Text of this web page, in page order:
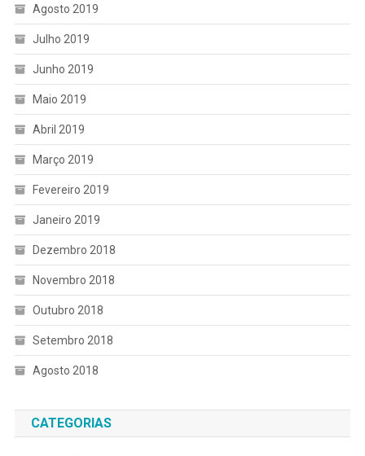
Agosto 2019
Julho 2019
Junho 2019
Maio 2019
Abril 2019
Março 2019
Fevereiro 2019
Janeiro 2019
Dezembro 2018
Novembro 2018
Outubro 2018
Setembro 2018
Agosto 2018
CATEGORIAS